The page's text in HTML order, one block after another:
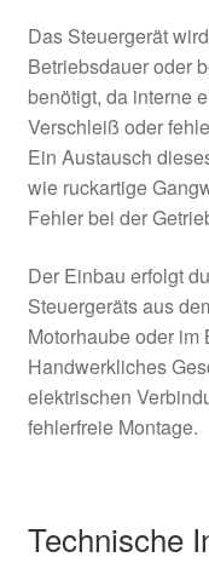
Das Steuergerät
Betriebsdauer oder
benötigt, da interne
Verschleiß oder
Ein Austausch
wie ruckartige
Fehler bei der
Der Einbau erfolgt
Steuergeräts aus
Motorhaube oder im
Handwerkliches
elektrischen
fehlerfreie Montage.
Technische